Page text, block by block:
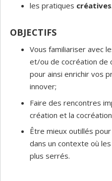
les pratiques créatives.
OBJECTIFS
Vous familiariser avec
et/ou de cocréation de
pour ainsi enrichir vos
innover;
Faire des rencontres
création et la
Être mieux outillés
dans un contexte où
plus serrés.